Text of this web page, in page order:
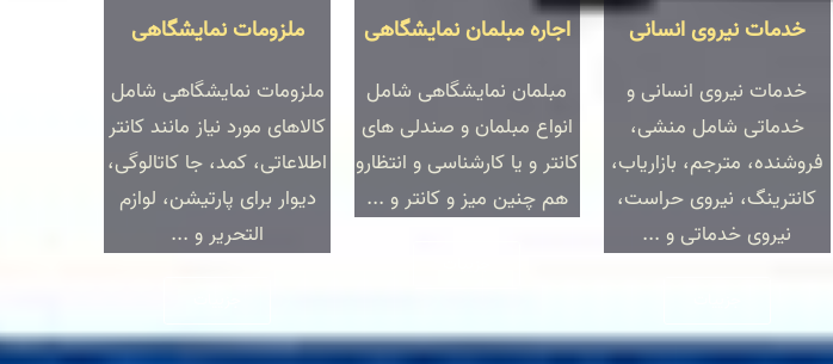
خدمات نیروی انسانی
خدمات نیروی انسانی و
خدماتی شامل منشی،
فروشنده، مترجم، بازاریاب،
کانترینگ، نیروی حراست،
نیروی خدماتی و ...
اجاره مبلمان نمایشگاهی
مبلمان نمایشگاهی شامل
انواع مبلمان و صندلی های
کانتر و یا کارشناسی و انتظارو
هم چنین میز و کانتر و ...
ملزومات نمایشگاهی
ملزومات نمایشگاهی شامل
کالاهای مورد نیاز مانند کانتر
اطلاعاتی، کمد، جا کاتالوگی،
دیوار برای پارتیشن، لوازم
التحریر و ...